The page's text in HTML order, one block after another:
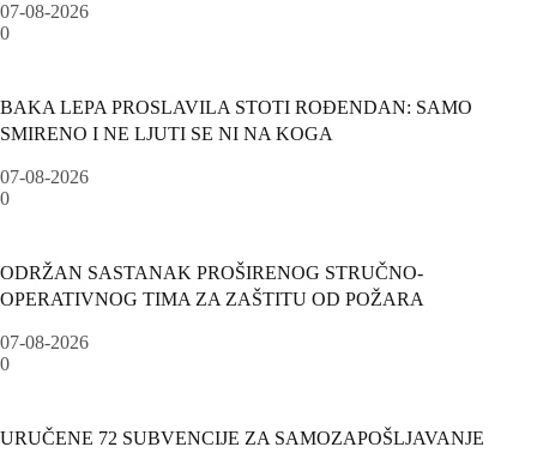
07-08-2026
0
BAKA LEPA PROSLAVILA STOTI ROĐENDAN: SAMO
SMIRENO I NE LJUTI SE NI NA KOGA
07-08-2026
0
ODRŽAN SASTANAK PROŠIRENOG STRUČNO-
OPERATIVNOG TIMA ZA ZAŠTITU OD POŽARA
07-08-2026
0
URUČENE 72 SUBVENCIJE ZA SAMOZAPOŠLJAVANJE